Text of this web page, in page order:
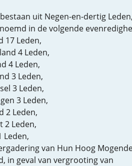
uit Negen-en-dertig
in de volgende
17 Leden,
4 Leden,
4 Leden,
3 Leden,
3 Leden,
3 Leden,
2 Leden,
2 Leden,
Leden,
van Hun Hoog
in geval van vergrooting van